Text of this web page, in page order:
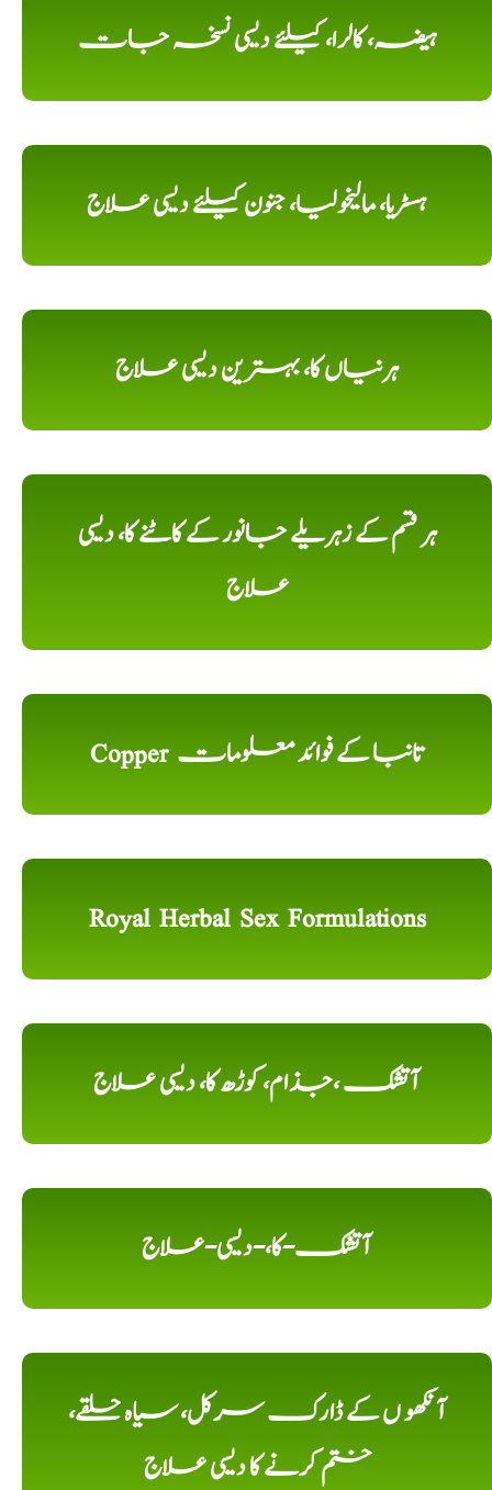
ہیضہ، کالرا، کیلئے دیسی نسخہ جات
ہسٹریا، مالیخولیا، جنون کیلئے دیسی علاج
ہرنیاں کا، بہترین دیسی علاج
ہر قسم کے زہریلے جانور کے کاٹنے کا، دیسی
علاج
Copper تانبا کے فوائد معلومات
Royal Herbal Sex Formulations
آتشک ،جذام، کوڑھ کا، دیسی علاج
آتشک-کا،-دیسی-علاج
آنکھو ں کے ڈارک سرکل، سیاہ حلقے،
ختم کرنے کا دیسی علاج